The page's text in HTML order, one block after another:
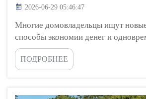
2026-06-29 05:46:47
Многие домовладельцы ищут
способы экономии денег и
окружающей среде. Одним из
вариантов являются солнечные
специальные черепицы, способные
Компания Top Energy гордится
ПОДРОБНЕЕ